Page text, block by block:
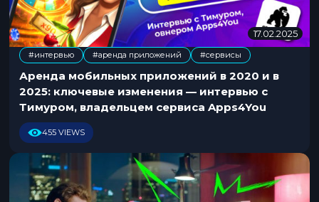
17.02.20250
5
5
#интервью #аренда приложений
,
#сервисы
Аренда мобильных приложений в 2020 и в
2025: ключевые изменения — интервью с
Тимуром, владельцем сервиса Apps4You
455 VIEWS